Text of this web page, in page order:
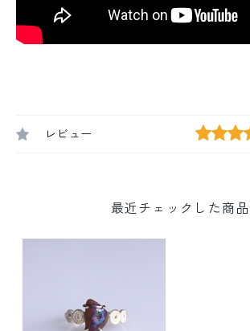
レビュー
最近チェックした商品